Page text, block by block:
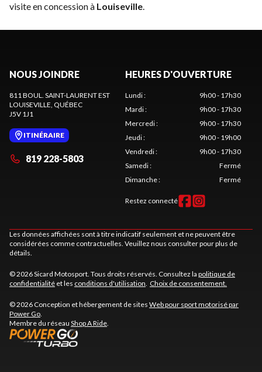
visite en concession à Louiseville.
NOUS JOINDRE
811 BOUL. SAINT-LAURENT EST
LOUISEVILLE, QUÉBEC
J5V 1J1
ITINÉRAIRE
819 228-5803
HEURES D'OUVERTURE
Lundi:
9h00 - 17h30
Mardi:
9h00 - 17h30
Mercredi:
9h00 - 17h30
Jeudi:
9h00 - 19h00
Vendredi:
9h00 - 17h30
Samedi:
Fermé
Dimanche: Fermé
Restez connecté
Les données affichées sont à titre indicatif seulement et ne peuvent être
considérées comme contractuelles. Veuillez nous consulter pour plus de
détails.
© 2026 Sicard Motosport. Tous droits réservés. Consultez la politique de
confidentialité et les conditions d'utilisation. Choix de consentement.
© 2026 Conception et hébergement de sites Web pour sport motorisé par
Power Go.
Membre du réseau Shop A Ride.